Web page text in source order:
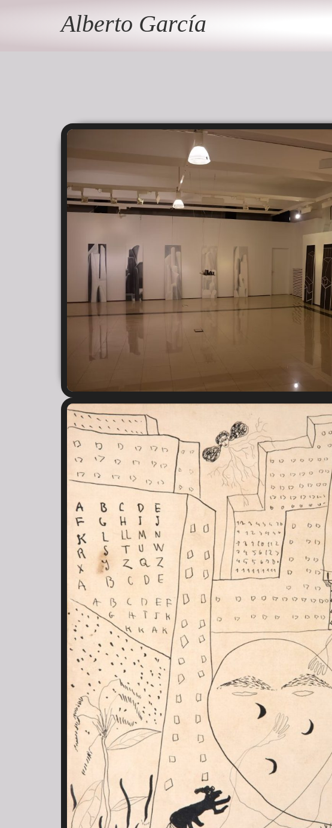
Alberto García